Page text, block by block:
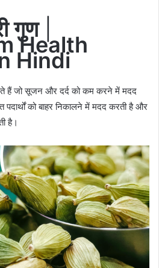
गुण|
Health
Hindi
हैं जो सूजन और दर्द को कम करने में मदद
पदार्थों को बाहर निकालने में मदद करती है और
है।